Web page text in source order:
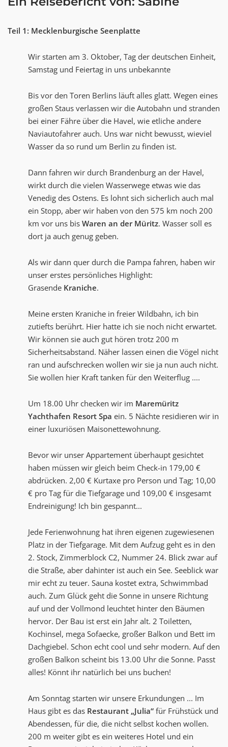
Teil 1: Mecklenburgische Seenplatte
Wir starten am 3. Oktober, Tag der deutschen Einheit,
Samstag und Feiertag in uns unbekannte
Bis vor den Toren Berlins läuft alles glatt. Wegen eines
großen Staus verlassen wir die Autobahn und stranden
bei einer Fähre über die Havel, wie etliche andere
Naviautofahrer auch. Uns war nicht bewusst, wieviel
Wasser da so rund um Berlin zu finden ist.
Dann fahren wir durch Brandenburg an der Havel,
wirkt durch die vielen Wasserwege etwas wie das
Venedig des Ostens. Es lohnt sich sicherlich auch mal
ein Stopp, aber wir haben von den 575 km noch 200
km vor uns bis Waren an der Müritz. Wasser soll es
dort ja auch genug geben.
Als wir dann quer durch die Pampa fahren, haben wir
unser erstes persönliches Highlight:
Grasende Kraniche.
Meine ersten Kraniche in freier Wildbahn, ich bin
zutiefts berührt. Hier hatte ich sie noch nicht erwartet.
Wir können sie auch gut hören trotz 200 m
Sicherheitsabstand. Näher lassen einen die Vögel nicht
ran und aufschrecken wollen wir sie ja nun auch nicht.
Sie wollen hier Kraft tanken für den Weiterflug ....
Um 18.00 Uhr checken wir im Maremüritz
Yachthafen Resort Spa ein. 5 Nächte residieren wir in
einer luxuriösen Maisonettewohnung.
Bevor wir unser Appartement überhaupt gesichtet
haben müssen wir gleich beim Check-in 179,00 €
abdrücken. 2,00 € Kurtaxe pro Person und Tag; 10,00
€ pro Tag für die Tiefgarage und 109,00 € insgesamt
Endreinigung! Ich bin gespannt...
Jede Ferienwohnung hat ihren eigenen zugewiesenen
Platz in der Tiefgarage. Mit dem Aufzug geht es in den
2. Stock, Zimmerblock C2, Nummer 24. Blick zwar auf
die Straße, aber dahinter ist auch ein See. Seeblick war
mir echt zu teuer. Sauna kostet extra, Schwimmbad
auch. Zum Glück geht die Sonne in unsere Richtung
auf und der Vollmond leuchtet hinter den Bäumen
hervor. Der Bau ist erst ein Jahr alt. 2 Toiletten,
Kochinsel, mega Sofaecke, großer Balkon und Bett im
Dachgiebel. Schon echt cool und sehr modern. Auf den
großen Balkon scheint bis 13.00 Uhr die Sonne. Passt
alles! Könnt ihr natürlich bei uns buchen!
Am Sonntag starten wir unsere Erkundungen ... Im
Haus gibt es das Restaurant „Julia“ für Frühstück und
Abendessen, für die, die nicht selbst kochen wollen.
200 m weiter gibt es ein weiteres Hotel und ein